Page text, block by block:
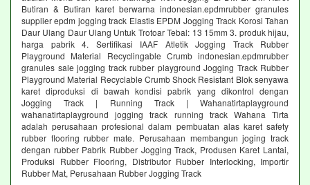
Butiran & Butiran karet berwarna indonesian.epdmrubber granules
supplier epdm jogging track Elastis EPDM Jogging Track Korosi Tahan
Daur Ulang Daur Ulang Untuk Trotoar Tebal: 13 15mm 3. produk hijau,
harga pabrik 4. Sertifikasi IAAF Atletik Jogging Track Rubber
Playground Material Recyclingable Crumb indonesian.epdmrubber
granules sale jogging track rubber playground Jogging Track Rubber
Playground Material Recyclable Crumb Shock Resistant Blok senyawa
karet diproduksi di bawah kondisi pabrik yang dikontrol dengan
Jogging Track | Running Track | Wahanatirtaplayground
wahanatirtaplayground jogging track running track Wahana Tirta
adalah perusahaan profesional dalam pembuatan alas karet safety
rubber flooring rubber mate. Perusahaan membangun joging track
dengan rubber Pabrik Rubber Jogging Track, Produsen Karet Lantai,
Produksi Rubber Flooring, Distributor Rubber Interlocking, Importir
Rubber Mat, Perusahaan Rubber Jogging Track